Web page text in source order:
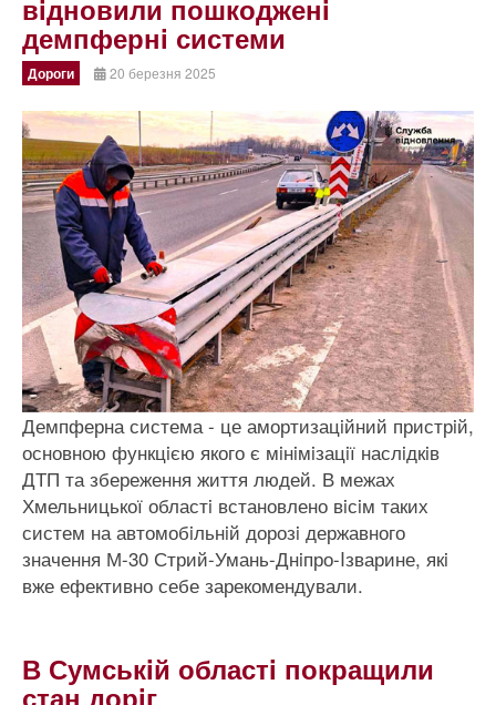
вiдновили пошкодженi
демпфернi системи
Дороги 20 березня 2025
Демпферна система - це амортизацiйний пристрiй,
основною функцiєю якого є мiнiмiзацiї наслiдкiв
ДТП та збереження життя людей. В межах
Хмельницької областi встановлено вiсiм таких
систем на автомобiльнiй дорозi державного
значення М-30 Стрий-Умань-Днiпро-Iзварине, якi
вже ефективно себе зарекомендували.
В Сумськiй областi покращили
стан дорiг